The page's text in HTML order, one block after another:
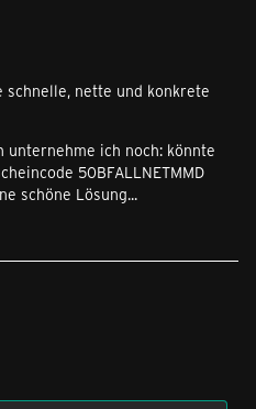
nette und konkrete
unternehme ich noch: könnte
50BFALLNETMMD
schöne Lösung...